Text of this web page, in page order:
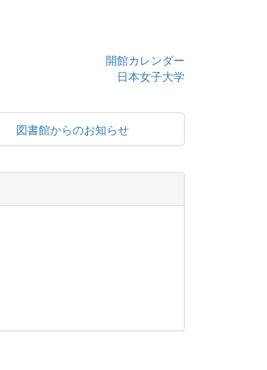
開館カレンダー
日本女子大学
図書館からのお知らせ